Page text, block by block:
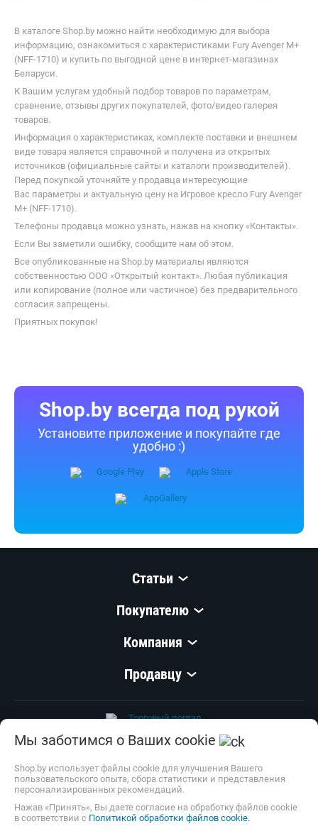
В каталоге Shop.by можно найти необходимую для выбора
информацию, ознакомиться с характеристиками Fury Avenger M+
(NFF-1710) и купить по выгодной цене в интернет-магазинах
Беларуси.
К Вашим услугам удобный подбор товаров по параметрам,
сравнение, отзывы других покупателей, фото/видео галерея
товаров.
Информация о характеристиках, комплекте поставки и внешнем
виде товара является справочной и получена из открытых
источников (официальные сайты и каталоги производителей).
Перед покупкой уточняйте у продавца интересующие
Вас параметры и актуальную цену на Игровое кресло Fury Avenger
M+ (NFF-1710).
Телефоны продавца можно узнать, нажав на кнопку «Контакты».
Если Вы заметили ошибку, сообщите нам об этом.
Все опубликованные на Shop.by материалы являются
собственностью ООО «Открытый контакт». Любая публикация
или копирование (полное или частичное) без предварительного
согласия запрещены.
Приятных покупок!
Shop.by всегда под рукой
Установите приложение и покупайте где
удобно :)
Статьи
Покупателю
Компания
Продавцу
ООО «Открытый Контакт»
УНП 100008738
Настройка cookie
Мы заботимся о Ваших cookie
Shop.by использует файлы cookie для улучшения Вашего
пользовательского опыта, сбора статистики и представления
персонализированных рекомендаций.
Нажав «Принять», Вы даете согласие на обработку файлов cookie
в соответствии с Политикой обработки файлов cookie.